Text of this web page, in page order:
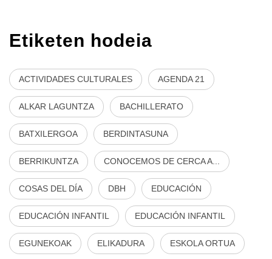
Etiketen hodeia
ACTIVIDADES CULTURALES AGENDA 21
ALKAR LAGUNTZA BACHILLERATO
BATXILERGOA BERDINTASUNA
BERRIKUNTZA CONOCEMOS DE CERCA A...
COSAS DEL DÍA DBH EDUCACIÓN
EDUCACIÓN INFANTIL EDUCACIÓN INFANTIL
EGUNEKOAK ELIKADURA ESKOLA ORTUA